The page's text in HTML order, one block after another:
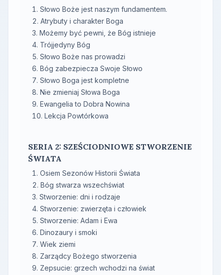
Słowo Boże jest naszym fundamentem.
Atrybuty i charakter Boga
Możemy być pewni, że Bóg istnieje
Trójjedyny Bóg
Słowo Boże nas prowadzi
Bóg zabezpiecza Swoje Słowo
Słowo Boga jest kompletne
Nie zmieniaj Słowa Boga
Ewangelia to Dobra Nowina
Lekcja Powtórkowa
SERIA 2: SZEŚCIODNIOWE STWORZENIE
ŚWIATA
Osiem Sezonów Historii Świata
Bóg stwarza wszechświat
Stworzenie: dni i rodzaje
Stworzenie: zwierzęta i człowiek
Stworzenie: Adam i Ewa
Dinozaury i smoki
Wiek ziemi
Zarządcy Bożego stworzenia
Zepsucie: grzech wchodzi na świat